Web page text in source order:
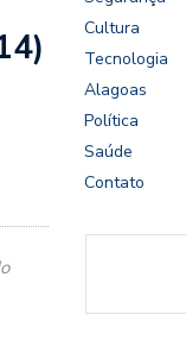
Cultura
Tecnologia
Alagoas
Política
Saúde
Contato